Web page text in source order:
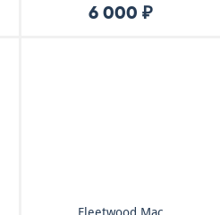
6 000 ₽